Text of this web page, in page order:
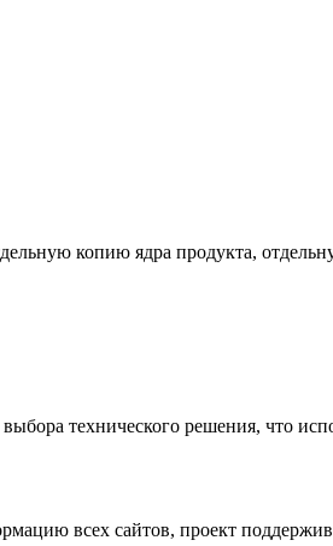
копию ядра продукта,
технического решения, что
всех сайтов, проект